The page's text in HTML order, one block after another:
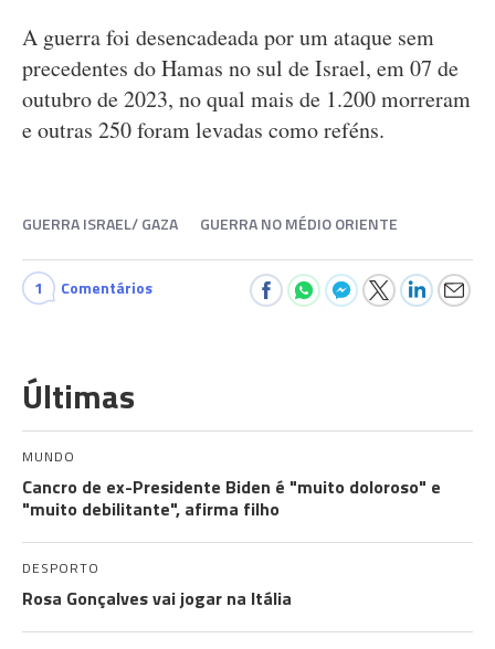
A guerra foi desencadeada por um ataque sem
precedentes do Hamas no sul de Israel, em 07 de
outubro de 2023, no qual mais de 1.200 morreram
e outras 250 foram levadas como reféns.
GUERRA ISRAEL/ GAZA GUERRA NO MÉDIO ORIENTE
1 Comentários
Últimas
MUNDO
Cancro de ex-Presidente Biden é "muito doloroso" e
"muito debilitante", afirma filho
DESPORTO
Rosa Gonçalves vai jogar na Itália